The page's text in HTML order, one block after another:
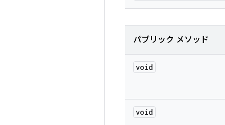
パブリック メソッド
void
void